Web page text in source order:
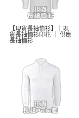
【現貨長袖恤衫】｜現
貨長袖恤衫印花 ｜ 供應
長袖恤衫